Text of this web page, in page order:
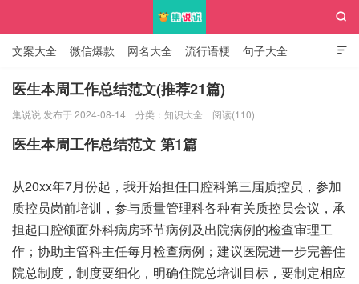

文案大全 微信爆款 网名大全 流行语梗 句子大全
知识大全

医生本周工作总结范文(推荐21篇)
集说说 发布于 2024-08-14 分类： 知识大全 阅读(110)
医生本周工作总结范文 第1篇
从20xx年7月份起，我开始担任口腔科第三届质控员，参加
质控员岗前培训，参与质量管理科各种有关质控员会议，承
担起口腔颌面外科病房环节病例及出院病例的检查审理工
作；协助主管科主任每月检查病例；建议医院进一步完善住
院总制度，制度要细化，明确住院总培训目标，要制定相应